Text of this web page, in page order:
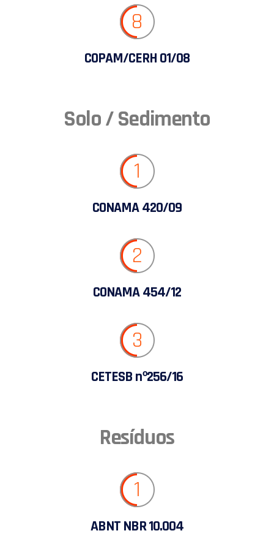
8
COPAM/CERH 01/08
Solo / Sedimento
1
CONAMA 420/09
2
CONAMA 454/12
3
CETESB nº256/16
Resíduos
1
ABNT NBR 10.004